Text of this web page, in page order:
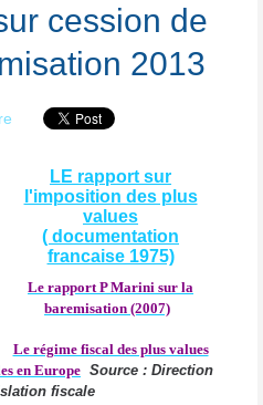
cession de
2013
LE rapport sur
l'imposition des plus
values
( documentation
francaise 1975)
Le rapport P Marini sur la
baremisation (2007)
Le régime fiscal des plus values
en Europe Source : Direction
fiscale